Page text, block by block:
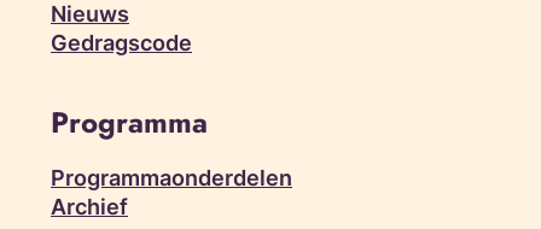
Nieuws
Gedragscode
Programma
Programmaonderdelen
Archief